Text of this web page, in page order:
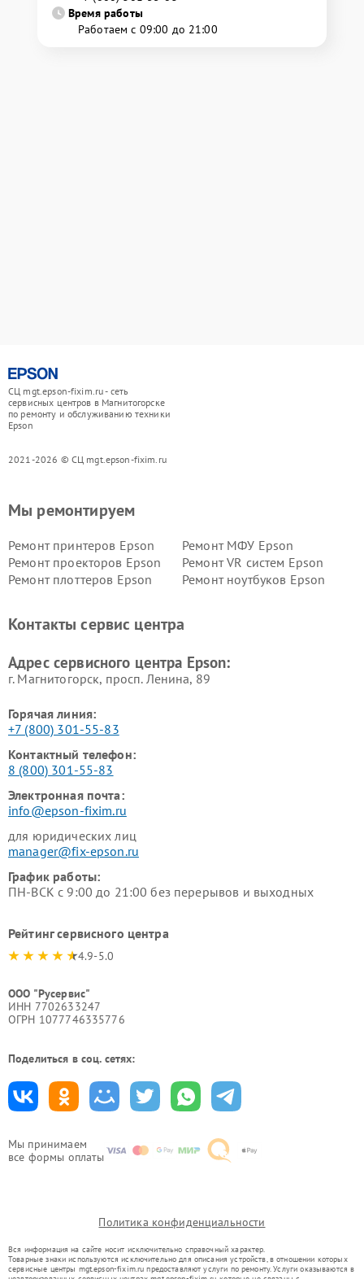
Время работы
Работаем с 09:00 до 21:00
СЦ mgt.epson-fixim.ru - сеть
сервисных центров в Магнитогорске
по ремонту и обслуживанию техники
Epson
2021-2026 © СЦ mgt.epson-fixim.ru
Мы принимаем
все формы оплаты
Мы ремонтируем
Ремонт принтеров Epson
Ремонт МФУ Epson
Ремонт проекторов Epson
Ремонт VR систем Epson
Ремонт плоттеров Epson
Ремонт ноутбуков Epson
Контакты сервис центра
Адрес сервисного центра Epson:
г. Магнитогорск, просп. Ленина, 89
Горячая линия:
+7 (800) 301-55-83
Контактный телефон:
8 (800) 301-55-83
Электронная почта:
info@epson-fixim.ru
для юридических лиц
manager@fix-epson.ru
График работы:
ПН-ВСК с 9:00 до 21:00 без перерывов и выходных
Рейтинг сервисного центра
4.9-5.0
ООО "Русервис"
ИНН 7702633247
ОГРН 1077746335776
Поделиться в соц. сетях:
Политика конфиденциальности
Вся информация на сайте носит исключительно справочный характер.
Товарные знаки используются исключительно для описания устройств, в отношении которых
сервисные центры mgt.epson-fixim.ru предоставляют услуги по ремонту. Услуги оказываются в